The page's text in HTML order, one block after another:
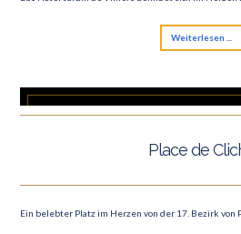
Weiterlesen ...
Place de
Ein belebter Platz im Herzen von der 17. Bezirk von